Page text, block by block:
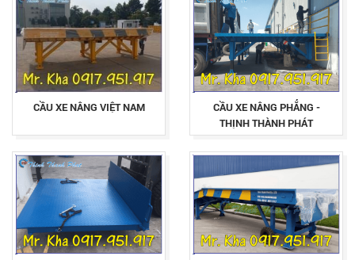
CẦU XE NÂNG VIỆT NAM
CẦU XE NÂNG PHẲNG -
THỊNH THÀNH PHÁT